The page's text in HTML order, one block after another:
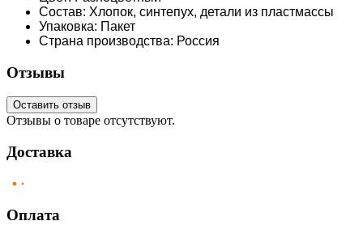
Состав: Хлопок, синтепух, детали из пластмассы
Упаковка: Пакет
Страна производства: Россия
Отзывы
Оставить отзыв
Отзывы о товаре отсутствуют.
Доставка
Оплата